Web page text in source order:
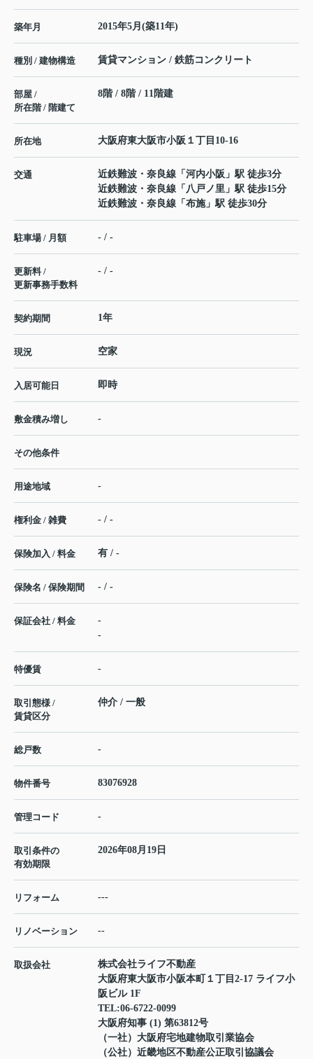
築年月 2015年5月(築11年)
種別 / 建物構造 賃貸マンション / 鉄筋コンクリート
部屋 /
所在階 / 階建て
8階 / 8階 / 11階建
所在地 大阪府東大阪市小阪 １丁目10-16
交通 近鉄難波・奈良線 「 河内小阪 」駅 徒歩3分
近鉄難波・奈良線 「 八戸ノ里 」駅 徒歩15分
近鉄難波・奈良線 「 布施」駅 徒歩30分
駐車場 / 月額 - / -
更新料 /
更新事務手数料
- / -
契約期間 1年
現況 空家
入居可能日 即時
敷金積み増し -
その他条件
用途地域 -
権利金 / 雑費 - / -
保険加入 / 料金 有 / -
保険名 / 保険期間 - / -
保証会社 / 料金
-
-
特優賃 -
取引態様 /
賃貸区分
仲介 / 一般
総戸数 -
物件番号 83076928
管理コード -
取引条件の
有効期限
2026年08月19日
リフォーム ---
リノベーション --
取扱会社
株式会社ライフ不動産
大阪府東大阪市小阪本町１丁目2-17 ライフ小
阪ビル 1F
TEL:06-6722-0099
大阪府知事 (1) 第63812号
（一社）大阪府宅地建物取引業協会
（公社）近畿地区不動産公正取引協議会